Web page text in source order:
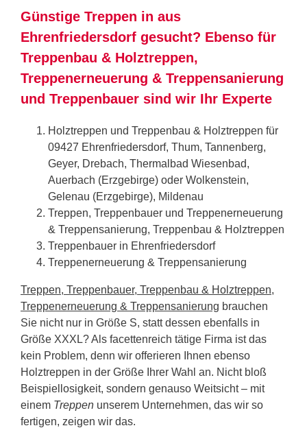
Günstige Treppen in aus
Ehrenfriedersdorf gesucht? Ebenso für
Treppenbau & Holztreppen,
Treppenerneuerung & Treppensanierung
und Treppenbauer sind wir Ihr Experte
Holztreppen und Treppenbau & Holztreppen für
09427 Ehrenfriedersdorf, Thum, Tannenberg,
Geyer, Drebach, Thermalbad Wiesenbad,
Auerbach (Erzgebirge) oder Wolkenstein,
Gelenau (Erzgebirge), Mildenau
Treppen, Treppenbauer und Treppenerneuerung
& Treppensanierung, Treppenbau & Holztreppen
Treppenbauer in Ehrenfriedersdorf
Treppenerneuerung & Treppensanierung
Treppen, Treppenbauer, Treppenbau & Holztreppen,
Treppenerneuerung & Treppensanierung brauchen
Sie nicht nur in Größe S, statt dessen ebenfalls in
Größe XXXL? Als facettenreich tätige Firma ist das
kein Problem, denn wir offerieren Ihnen ebenso
Holztreppen in der Größe Ihrer Wahl an. Nicht bloß
Beispiellosigkeit, sondern genauso Weitsicht – mit
einem Treppen unserem Unternehmen, das wir so
fertigen, zeigen wir das.